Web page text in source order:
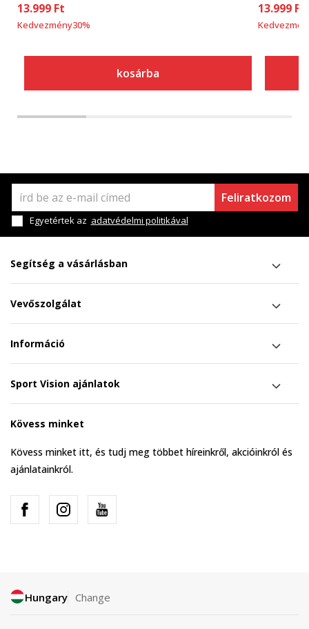
13.999 Ft
Kedvezmény30%
kosárba
13.999 Ft
Feliratkozom
Egyetértek az adatvédelmi politikával
Segítség a vásárlásban
Vevőszolgálat
Információ
Sport Vision ajánlatok
Kövess minket
Kövess minket itt, és tudj meg többet híreinkről, akcióinkról és
ajánlatainkról.
Hungary Change